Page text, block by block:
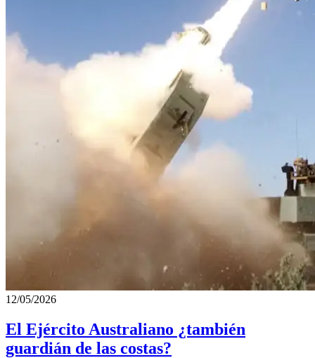
12/05/2026
El Ejército Australiano ¿también
guardián de las costas?